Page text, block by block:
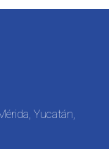
Yucatán,